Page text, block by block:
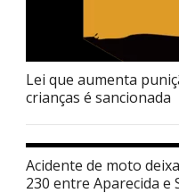
Lei que aumenta
crianças é sancionada
Acidente de moto
230 entre Aparecida e